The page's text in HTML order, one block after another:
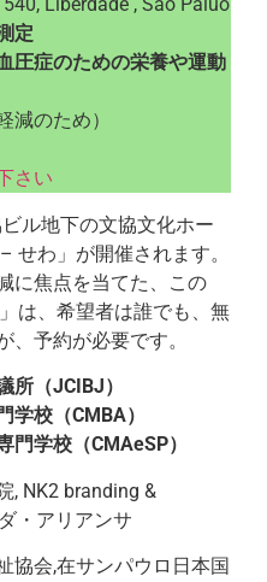
Liberdade , São Paluo
定
のための栄養や運動
減のため）
さい
ル地下の文協文化ホー
せわ」が開催されます。
に焦点を当てた、この
は、希望者は誰でも、無
、予約が必要です。
所（JCIBJ）
校（CMBA）
校（CMAeSP）
, NK2 branding &
・アリアンサ
協会,在サンパウロ日本国